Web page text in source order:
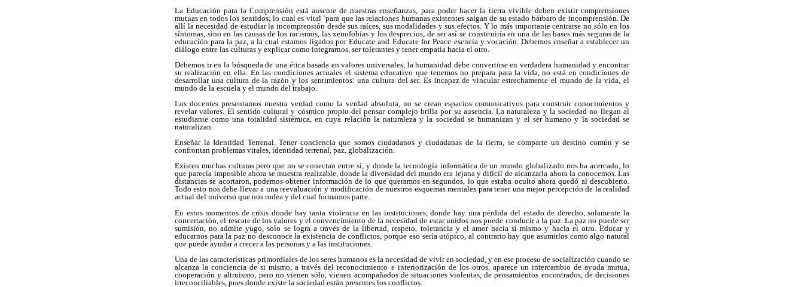
La Educación para la Comprensión está ausente de nuestras enseñanzas, para poder hacer la tierra vivible deben existir comprensiones
mutuas en todos los sentidos; lo cual es vital `para que las relaciones humanas existentes salgan de su estado bárbaro de incomprensión. De
allí la necesidad de estudiar la incomprensión desde sus raíces, sus modalidades y sus efectos. Y lo más importante centrarse no sólo en los
síntomas, sino en las causas de los racismos, las xenofobias y los desprecios, de ser así se constituiría en una de las bases más seguras de la
educación para la paz, a la cual estamos ligados por Educate and Educate for Peace esencia y vocación. Debemos enseñar a establecer un
diálogo entre las culturas y explicar como integrarnos, ser tolerantes y tener empatía hacia el otro.
Debemos ir en la búsqueda de una ética basada en valores universales, la humanidad debe convertirse en verdadera humanidad y encontrar
su realización en ella. En las condiciones actuales el sistema educativo que tenemos no prepara para la vida, no está en condiciones de
desarrollar una cultura de la razón y los sentimientos: una cultura del ser. Es incapaz de vincular estrechamente el mundo de la vida, el
mundo de la escuela y el mundo del trabajo.
Los docentes presentamos nuestra verdad como la verdad absoluta, no se crean espacios comunicativos para construir conocimientos y
revelar valores. El sentido cultural y cósmico propio del pensar complejo brilla por su ausencia. La naturaleza y la sociedad no llegan al
estudiante como una totalidad sistémica, en cuya relación la naturaleza y la sociedad se humanizan y el ser humano y la sociedad se
naturalizan.
Enseñar la Identidad Terrenal. Tener conciencia que somos ciudadanos y ciudadanas de la tierra, se comparte un destino común y se
confrontan problemas vitales, identidad terrenal, paz, globalización.
Existen muchas culturas pero que no se conectan entre sí, y donde la tecnología informática de un mundo globalizado nos ha acercado, lo
que parecía imposible ahora se muestra realizable, donde la diversidad del mundo era lejana y difícil de alcanzarla ahora la conocemos. Las
distancias se acortaron, podemos obtener información de lo que queramos en segundos, lo que estaba oculto ahora quedó al descubierto.
Todo esto nos debe llevar a una reevaluación y modificación de nuestros esquemas mentales para tener una mejor percepción de la realidad
actual del universo que nos rodea y del cual formamos parte.
En estos momentos de crisis donde hay tanta violencia en las instituciones, donde hay una pérdida del estado de derecho, solamente la
concertación, el rescate de los valores y el convencimiento de la necesidad de estar unidos nos puede conducir a la paz. La paz no puede ser
sumisión, no admite yugo, solo se logra a través de la libertad, respeto, tolerancia y el amor hacia sí mismo y hacia el otro. Educar y
educarnos para la paz no desconoce la existencia de conflictos, porque eso sería utópico, al contrario hay que asumirlos como algo natural
que puede ayudar a crecer a las personas y a las instituciones.
Una de las características primordiales de los seres humanos es la necesidad de vivir en sociedad, y en ese proceso de socialización cuando se
alcanza la conciencia de si mismo, a través del reconocimiento e interiorización de los otros, aparece un intercambio de ayuda mutua,
cooperación y altruismo, pero no vienen sólo, vienen acompañados de situaciones violentas, de pensamientos encontrados, de decisiones
irreconciliables, pues donde existe la sociedad están presentes los conflictos.